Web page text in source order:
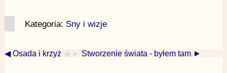
Kategoria: Sny i wizje
◀ Osada i krzyż ◀ ► Stworzenie świata - byłem tam ►